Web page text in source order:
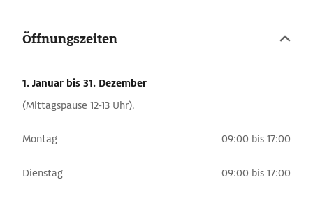
Öffnungszeiten
1. Januar bis 31. Dezember
(Mittagspause 12-13 Uhr).
Montag 09:00 bis 17:00
Dienstag 09:00 bis 17:00